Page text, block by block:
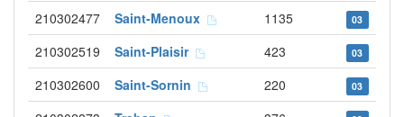
210302477 Saint-Menoux 1135 03
210302519 Saint-Plaisir 423 03
210302600 Saint-Sornin 220 03